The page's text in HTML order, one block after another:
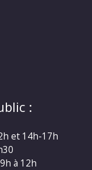
:
et 14h-17h
à 12h